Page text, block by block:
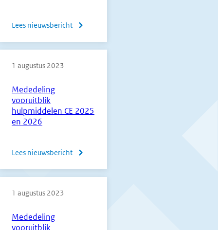
Lees nieuwsbericht
over
over
gepubliceerd
Mededeling
vooruitblik
hulpmiddelen CE 2025
en 2026
1 augustus 2023
Lees nieuwsbericht
over
vooruitblik
Mededeling
vooruitblik
1 augustus 2023